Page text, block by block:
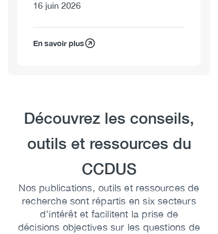
16 juin 2026
En savoir plus
Heading
Découvrez les conseils,
outils et ressources du
CCDUS
Body
Nos publications, outils et ressources de
recherche sont répartis en six secteurs
d’intérêt et facilitent la prise de
décisions objectives sur les questions de